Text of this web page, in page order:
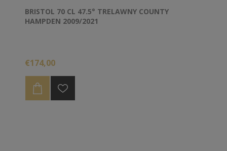
BRISTOL 70 CL 47.5° TRELAWNY COUNTY
HAMPDEN 2009/2021
€174,00